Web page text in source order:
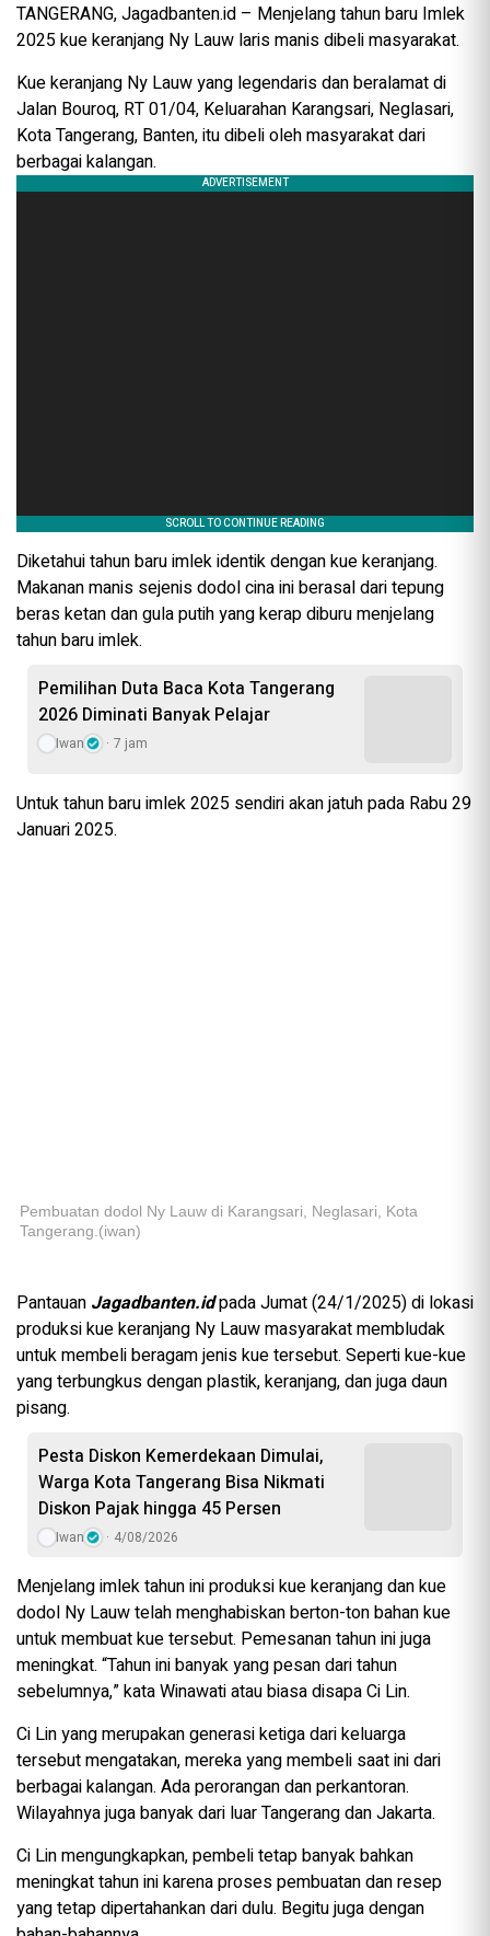
TANGERANG, Jagadbanten.id – Menjelang tahun baru Imlek
2025 kue keranjang Ny Lauw laris manis dibeli masyarakat.
Kue keranjang Ny Lauw yang legendaris dan beralamat di
Jalan Bouroq, RT 01/04, Keluarahan Karangsari, Neglasari,
Kota Tangerang, Banten, itu dibeli oleh masyarakat dari
berbagai kalangan.
Diketahui tahun baru imlek identik dengan kue keranjang.
Makanan manis sejenis dodol cina ini berasal dari tepung
beras ketan dan gula putih yang kerap diburu menjelang
tahun baru imlek.
Pemilihan Duta Baca Kota Tangerang
2026 Diminati Banyak Pelajar
Iwan 7 jam
Untuk tahun baru imlek 2025 sendiri akan jatuh pada Rabu 29
Januari 2025.
Pembuatan dodol Ny Lauw di Karangsari, Neglasari, Kota
Tangerang.(iwan)
Pantauan Jagadbanten.idpada Jumat (24/1/2025) di lokasi
produksi kue keranjang Ny Lauw masyarakat membludak
untuk membeli beragam jenis kue tersebut. Seperti kue-kue
yang terbungkus dengan plastik, keranjang, dan juga daun
pisang.
Pesta Diskon Kemerdekaan Dimulai,
Warga Kota Tangerang Bisa Nikmati
Diskon Pajak hingga 45 Persen
Iwan 4/08/2026
Menjelang imlek tahun ini produksi kue keranjang dan kue
dodol Ny Lauw telah menghabiskan berton-ton bahan kue
untuk membuat kue tersebut. Pemesanan tahun ini juga
meningkat. “Tahun ini banyak yang pesan dari tahun
sebelumnya,” kata Winawati atau biasa disapa Ci Lin.
Ci Lin yang merupakan generasi ketiga dari keluarga
tersebut mengatakan, mereka yang membeli saat ini dari
berbagai kalangan. Ada perorangan dan perkantoran.
Wilayahnya juga banyak dari luar Tangerang dan Jakarta.
Ci Lin mengungkapkan, pembeli tetap banyak bahkan
meningkat tahun ini karena proses pembuatan dan resep
yang tetap dipertahankan dari dulu. Begitu juga dengan